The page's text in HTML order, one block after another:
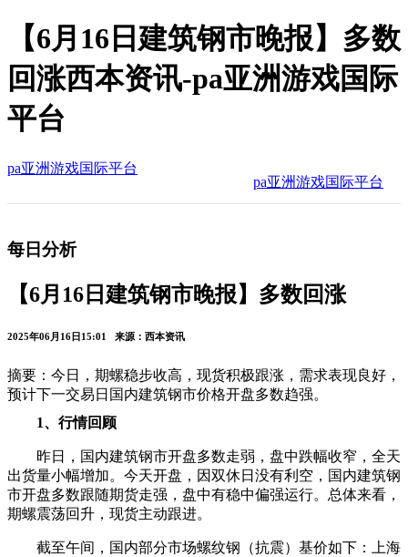
【6月16日建筑钢市晚报】多数
回涨西本资讯-pa亚洲游戏国际
平台
pa亚洲游戏国际平台
pa亚洲游戏国际平台
每日分析
【6月16日建筑钢市晚报】多数回涨
2025年06月16日15:01 来源：西本资讯
摘要：今日，期螺稳步收高，现货积极跟涨，需求表现良好，
预计下一交易日国内建筑钢市价格开盘多数趋强。
1、行情回顾
昨日，国内建筑钢市开盘多数走弱，盘中跌幅收窄，全天
出货量小幅增加。今天开盘，因双休日没有利空，国内建筑钢
市开盘多数跟随期货走强，盘中有稳中偏强运行。总体来看，
期螺震荡回升，现货主动跟进。
截至午间，国内部分市场螺纹钢（抗震）基价如下：上海